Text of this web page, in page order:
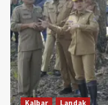
Kalbar Landak